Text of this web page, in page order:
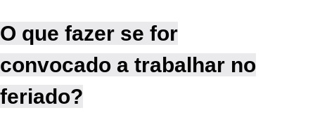
O que fazer se for
convocado a trabalhar no
feriado?